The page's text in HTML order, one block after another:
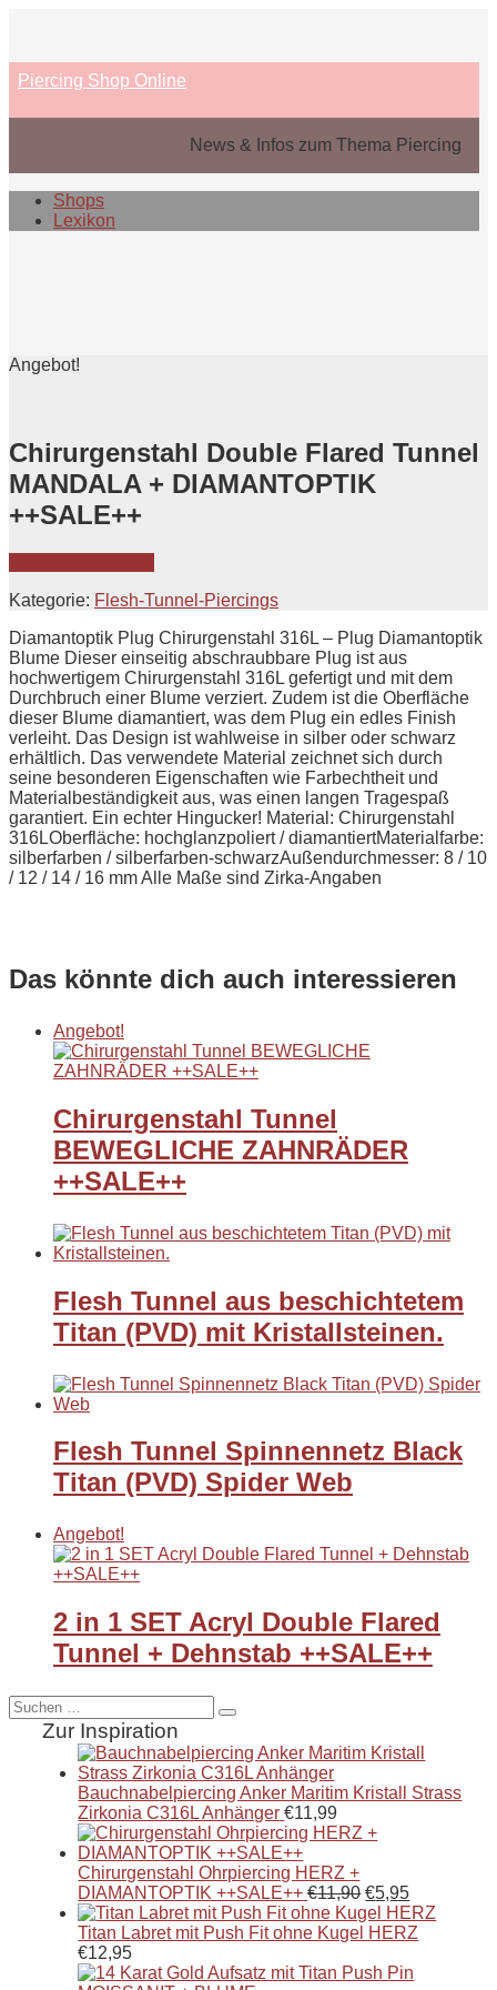
Piercing Shop Online
News & Infos zum Thema Piercing
Shops
Lexikon
Angebot!
Chirurgenstahl Double Flared Tunnel
MANDALA + DIAMANTOPTIK
++SALE++
Kategorie: Flesh-Tunnel-Piercings
Diamantoptik Plug Chirurgenstahl 316L – Plug Diamantoptik
Blume Dieser einseitig abschraubbare Plug ist aus
hochwertigem Chirurgenstahl 316L gefertigt und mit dem
Durchbruch einer Blume verziert. Zudem ist die Oberfläche
dieser Blume diamantiert, was dem Plug ein edles Finish
verleiht. Das Design ist wahlweise in silber oder schwarz
erhältlich. Das verwendete Material zeichnet sich durch
seine besonderen Eigenschaften wie Farbechtheit und
Materialbeständigkeit aus, was einen langen Tragespaß
garantiert. Ein echter Hingucker! Material: Chirurgenstahl
316LOberfläche: hochglanzpoliert / diamantiertMaterialfarbe:
silberfarben / silberfarben-schwarzAußendurchmesser: 8 / 10
/ 12 / 14 / 16 mm Alle Maße sind Zirka-Angaben
Das könnte dich auch interessieren
Angebot!
Chirurgenstahl Tunnel
BEWEGLICHE ZAHNRÄDER
++SALE++
Flesh Tunnel aus beschichtetem
Titan (PVD) mit Kristallsteinen.
Flesh Tunnel Spinnennetz Black
Titan (PVD) Spider Web
Angebot!
2 in 1 SET Acryl Double Flared
Tunnel + Dehnstab ++SALE++
Suche
nach:Zur Inspiration
Bauchnabelpiercing Anker Maritim Kristall Strass
Zirkonia C316L Anhänger €11,99
Chirurgenstahl Ohrpiercing HERZ +
DIAMANTOPTIK ++SALE++ €11,90 €5,95
Titan Labret mit Push Fit ohne Kugel HERZ
€12,95